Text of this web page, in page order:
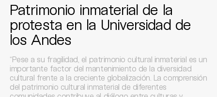
Patrimonio inmaterial de la
protesta en la Universidad de
los Andes
“Pese a su fragilidad, el patrimonio cultural inmaterial es un
importante factor del mantenimiento de la diversidad
cultural frente a la creciente globalización. La comprensión
del patrimonio cultural inmaterial de diferentes